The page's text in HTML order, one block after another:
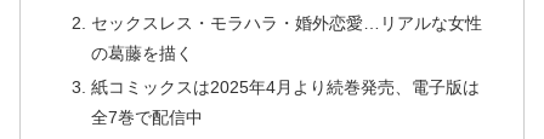
セックスレス・モラハラ・婚外恋愛…リアルな女性
の葛藤を描く
紙コミックスは2025年4月より続巻発売、電子版は
全7巻で配信中